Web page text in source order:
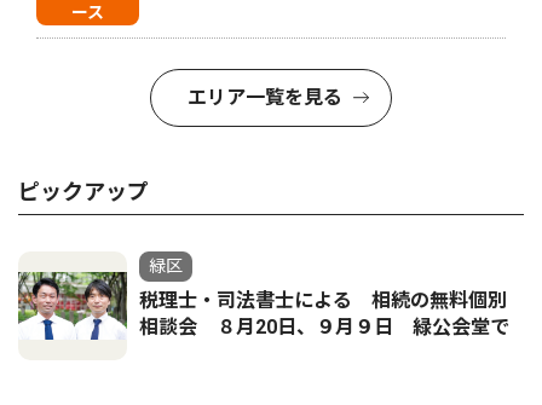
ース
エリア一覧を見る
ピックアップ
緑区
税理士・司法書士による 相続の無料個別
相談会 ８月20日、９月９日 緑公会堂で